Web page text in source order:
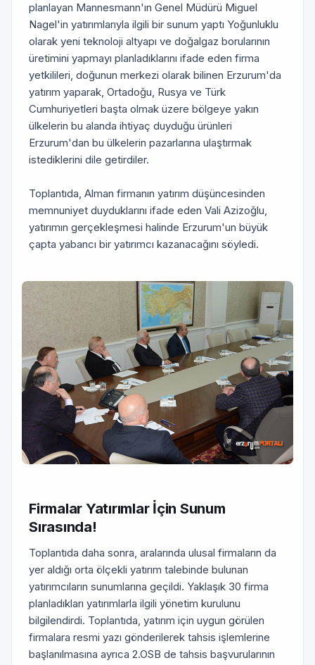
planlayan Mannesmann'ın Genel Müdürü Miguel
Nagel'in yatırımlarıyla ilgili bir sunum yaptı Yoğunluklu
olarak yeni teknoloji altyapı ve doğalgaz borularının
üretimini yapmayı planladıklarını ifade eden firma
yetkilileri, doğunun merkezi olarak bilinen Erzurum'da
yatırım yaparak, Ortadoğu, Rusya ve Türk
Cumhuriyetleri başta olmak üzere bölgeye yakın
ülkelerin bu alanda ihtiyaç duyduğu ürünleri
Erzurum'dan bu ülkelerin pazarlarına ulaştırmak
istediklerini dile getirdiler.
Toplantıda, Alman firmanın yatırım düşüncesinden
memnuniyet duyduklarını ifade eden Vali Azizoğlu,
yatırımın gerçekleşmesi halinde Erzurum'un büyük
çapta yabancı bir yatırımcı kazanacağını söyledi.
Firmalar Yatırımlar İçin Sunum
Sırasında!
Toplantıda daha sonra, aralarında ulusal firmaların da
yer aldığı orta ölçekli yatırım talebinde bulunan
yatırımcıların sunumlarına geçildi. Yaklaşık 30 firma
planladıkları yatırımlarla ilgili yönetim kurulunu
bilgilendirdi. Toplantıda, yatırım için uygun görülen
firmalara resmi yazı gönderilerek tahsis işlemlerine
başlanılmasına ayrıca 2.OSB de tahsis başvurularının